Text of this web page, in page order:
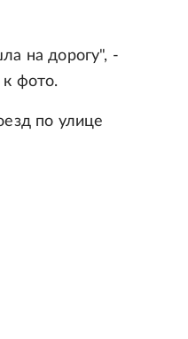
на дорогу", -
к фото.
по улице